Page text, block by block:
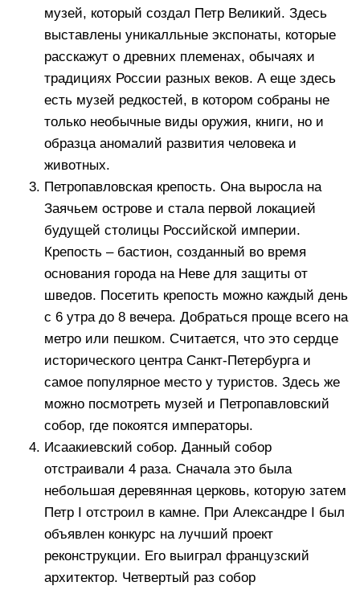
музей, который создал Петр Великий. Здесь
выставлены уникалльные экспонаты, которые
расскажут о древних племенах, обычаях и
традициях России разных веков. А еще здесь
есть музей редкостей, в котором собраны не
только необычные виды оружия, книги, но и
образца аномалий развития человека и
животных.
Петропавловская крепость. Она выросла на
Заячьем острове и стала первой локацией
будущей столицы Российской империи.
Крепость – бастион, созданный во время
основания города на Неве для защиты от
шведов. Посетить крепость можно каждый день
с 6 утра до 8 вечера. Добраться проще всего на
метро или пешком. Считается, что это сердце
исторического центра Санкт-Петербурга и
самое популярное место у туристов. Здесь же
можно посмотреть музей и Петропавловский
собор, где покоятся императоры.
Исаакиевский собор. Данный собор
отстраивали 4 раза. Сначала это была
небольшая деревянная церковь, которую затем
Петр I отстроил в камне. При Александре I был
объявлен конкурс на лучший проект
реконструкции. Его выиграл французский
архитектор. Четвертый раз собор